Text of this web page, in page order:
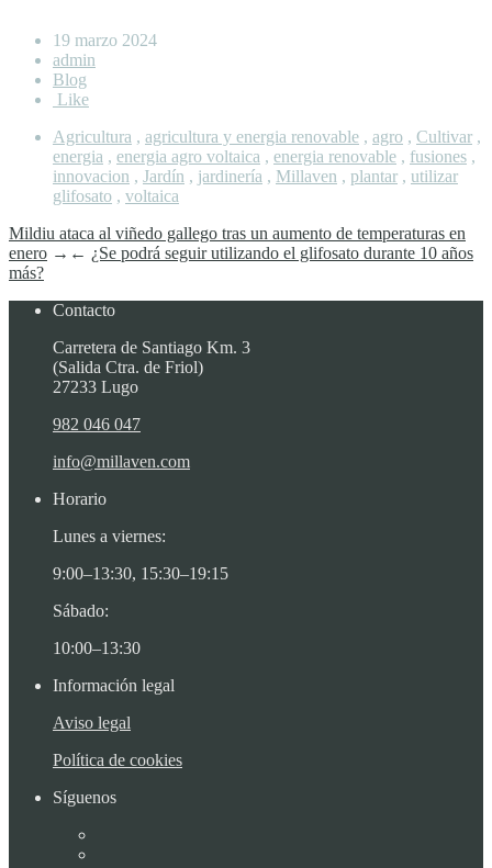
19 marzo 2024
admin
Blog
Like
Agricultura , agricultura y energia renovable , agro , Cultivar ,
energia , energia agro voltaica , energia renovable , fusiones ,
innovacion , Jardín , jardinería , Millaven , plantar , utilizar
glifosato , voltaica
Mildiu ataca al viñedo gallego tras un aumento de temperaturas en
enero → ← ¿Se podrá seguir utilizando el glifosato durante 10 años
más?
Contacto
Carretera de Santiago Km. 3
(Salida Ctra. de Friol)
27233 Lugo
982 046 047
info@millaven.com
Horario
Lunes a viernes:
9:00–13:30, 15:30–19:15
Sábado:
10:00–13:30
Información legal
Aviso legal
Política de cookies
Síguenos